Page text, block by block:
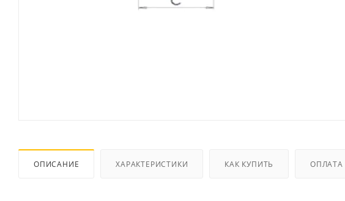
ОПИСАНИЕ ХАРАКТЕРИСТИКИ КАК КУПИТЬ ОПЛАТА